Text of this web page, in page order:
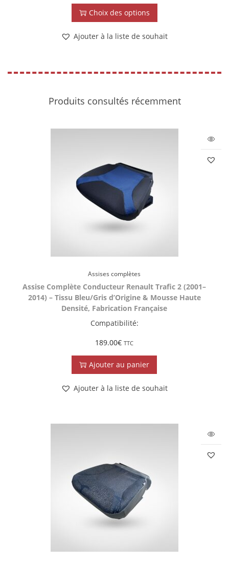
Choix des options
Ajouter à la liste de souhait
Produits consultés récemment
Assises complètes
Assise Complète Conducteur Renault Trafic 2 (2001–
2014) – Tissu Bleu/Gris d’Origine & Mousse Haute
Densité, Fabrication Française
Compatibilité:
189.00€ TTC
Ajouter au panier
Ajouter à la liste de souhait